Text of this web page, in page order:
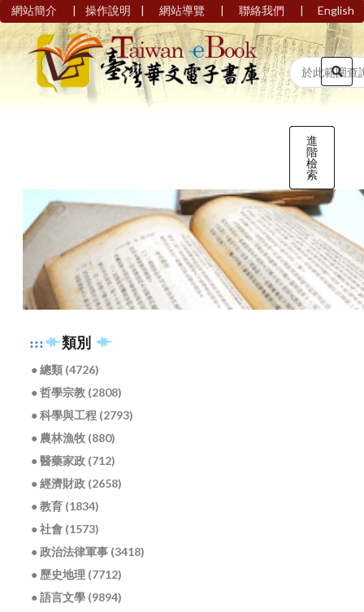
網站簡介 | 操作說明 | 網站導覽 | 聯絡我們 | English
進
階
檢
索
::: 類別
● 總類 (4726)
● 哲學宗教 (2808)
● 科學與工程 (2793)
● 農林漁牧 (880)
● 醫藥家政 (712)
● 經濟財政 (2658)
● 教育 (1834)
● 社會 (1573)
● 政治法律軍事 (3418)
● 歷史地理 (7712)
● 語言文學 (9894)